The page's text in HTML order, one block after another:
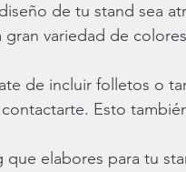
de tu stand sea
variedad de
de incluir folletos o
Esto
que elabores para tu